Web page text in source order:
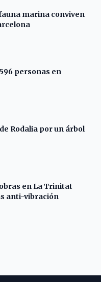
marina conviven
personas en
Rodalia por un árbol
en La Trinitat
anti-vibración